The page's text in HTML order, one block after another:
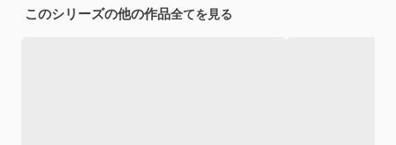
このシリーズの他の作品全てを見る